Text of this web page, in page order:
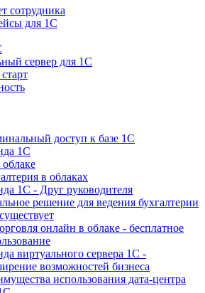
сотрудника
для 1С
сервер для 1С
доступ к базе 1С
1С
в облаках
1С - Друг руководителя
решение для ведения бухгалтерии
онлайн в облаке - бесплатное
виртуального сервера 1С -
возможностей бизнеса
использования дата-центра